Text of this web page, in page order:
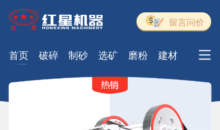
留言问价
首页 破碎 制砂 选矿 磨粉 建材 生产线